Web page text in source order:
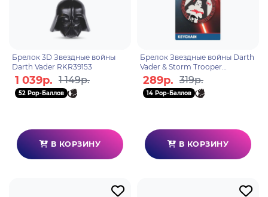
Брелок 3D Звездные войны
Darth Vader RKR39153
1 039р. 1 149р.
52 Pop-Баллов
В КОРЗИНУ
Брелок Звездные войны Darth
Vader & Storm Trooper
RK39433C
289р. 319р.
14 Pop-Баллов
В КОРЗИНУ